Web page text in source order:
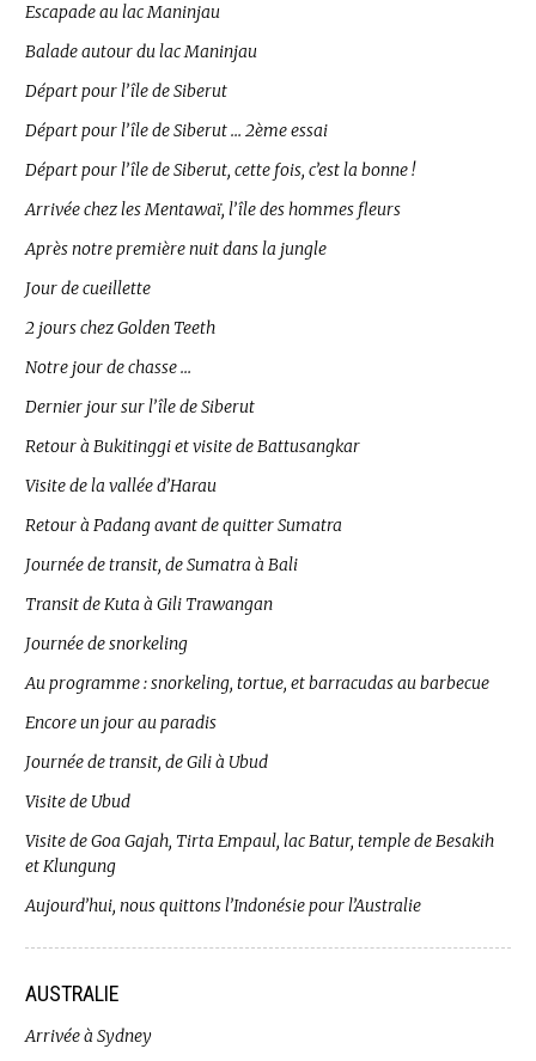
Escapade au lac Maninjau
Balade autour du lac Maninjau
Départ pour l’île de Siberut
Départ pour l’île de Siberut … 2ème essai
Départ pour l’île de Siberut, cette fois, c’est la bonne !
Arrivée chez les Mentawaï, l’île des hommes fleurs
Après notre première nuit dans la jungle
Jour de cueillette
2 jours chez Golden Teeth
Notre jour de chasse …
Dernier jour sur l’île de Siberut
Retour à Bukitinggi et visite de Battusangkar
Visite de la vallée d’Harau
Retour à Padang avant de quitter Sumatra
Journée de transit, de Sumatra à Bali
Transit de Kuta à Gili Trawangan
Journée de snorkeling
Au programme : snorkeling, tortue, et barracudas au barbecue
Encore un jour au paradis
Journée de transit, de Gili à Ubud
Visite de Ubud
Visite de Goa Gajah, Tirta Empaul, lac Batur, temple de Besakih
et Klungung
Aujourd’hui, nous quittons l’Indonésie pour l’Australie
AUSTRALIE
Arrivée à Sydney